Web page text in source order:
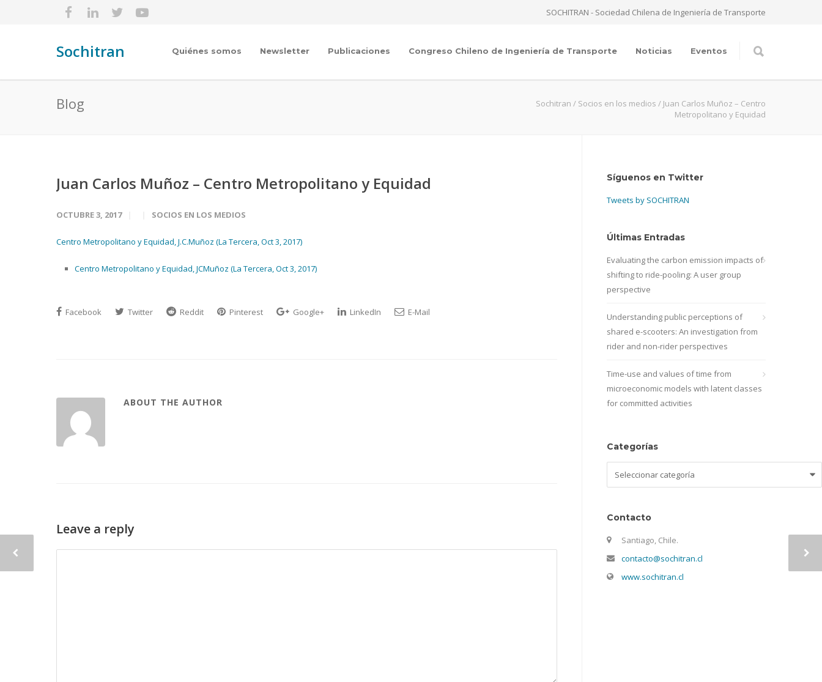
SOCHITRAN - Sociedad Chilena de Ingeniería de Transporte
Sochitran Quiénes somos Newsletter Publicaciones Congreso Chileno de Ingeniería de Transporte Noticias Eventos
Blog Sochitran / Socios en los medios / Juan Carlos Muñoz – Centro
Metropolitano y Equidad
Juan Carlos Muñoz – Centro Metropolitano y Equidad
OCTUBRE 3, 2017 SOCIOS EN LOS MEDIOS
Centro Metropolitano y Equidad, J.C.Muñoz (La Tercera, Oct 3, 2017)
Centro Metropolitano y Equidad, JCMuñoz (La Tercera, Oct 3, 2017)
Facebook Twitter Reddit Pinterest Google+ LinkedIn E-Mail
ABOUT THE AUTHOR
Leave a reply
Síguenos en Twitter
Tweets by SOCHITRAN
Últimas Entradas
Evaluating the carbon emission impacts of
shifting to ride-pooling: A user group
perspective
Understanding public perceptions of
shared e-scooters: An investigation from
rider and non-rider perspectives
Time-use and values of time from
microeconomic models with latent classes
for committed activities
Categorías
Contacto
Santiago, Chile.
contacto@sochitran.cl
www.sochitran.cl